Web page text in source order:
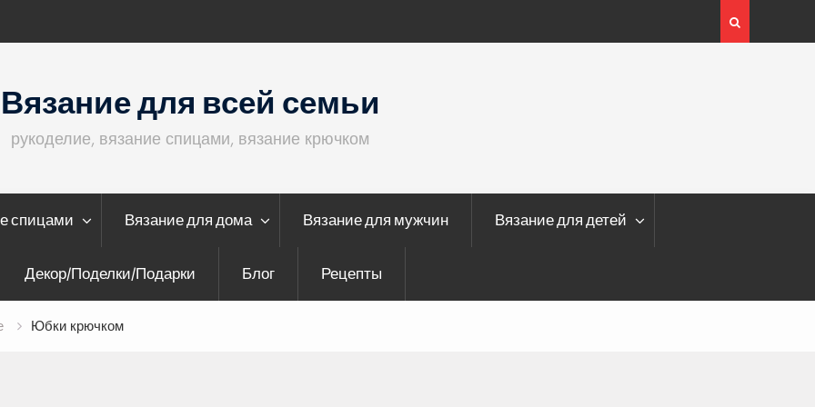
Вязание для всей семьи
рукоделие, вязание спицами, вязание крючком
спицами Вязание для дома Вязание для мужчин Вязание для детей
Декор/Поделки/Подарки Блог Рецепты
Юбки крючком